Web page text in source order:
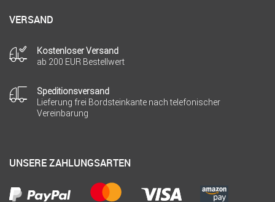
VERSAND
Kostenloser Versand
ab 200 EUR Bestellwert
Speditionsversand
Lieferung frei Bordsteinkante nach telefonischer
Vereinbarung
UNSERE ZAHLUNGSARTEN